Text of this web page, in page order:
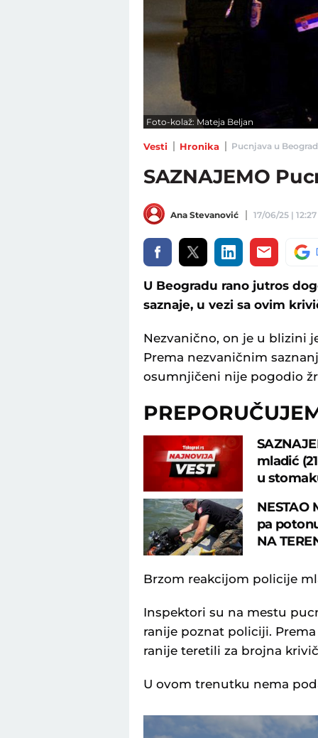
Foto-kolaž: Mateja Beljan
Vesti Hronika Pucnjava u
SAZNAJEMO
Ana Stevanović 17/06/25 | 12:27
U Beogradu rano jutros
saznaje, u vezi sa ovim
Nezvanično, on je u blizini
Prema nezvaničnim
osumnjičeni nije pogodio
mladić
u
NESTAO
pa
NA
Brzom reakcijom policije
Inspektori su na mestu
ranije poznat policiji.
ranije teretili za brojna
U ovom trenutku nema